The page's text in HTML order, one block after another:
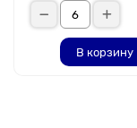
В корзину